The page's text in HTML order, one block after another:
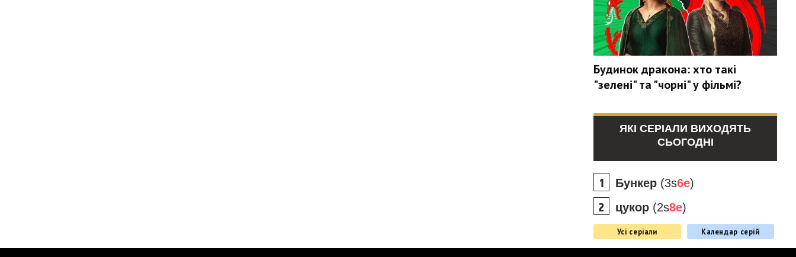
Будинок дракона: хто такі
"зелені" та "чорні" у фільмі?
ЯКІ СЕРІАЛИ ВИХОДЯТЬ
СЬОГОДНІ
Бункер (3s6e)
цукор (2s8e)
Усі серіали Календар серій